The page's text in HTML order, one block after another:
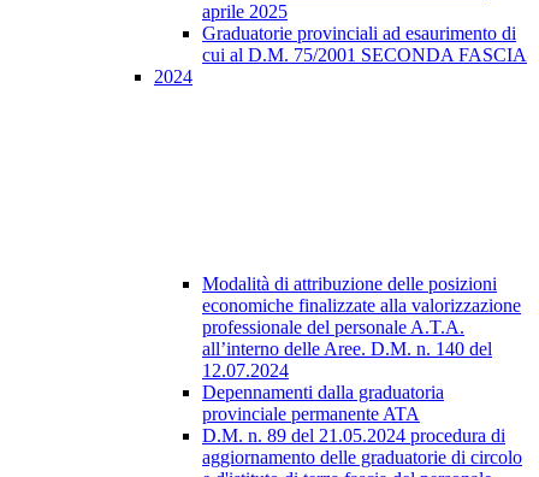
aprile 2025
Graduatorie provinciali ad esaurimento di
cui al D.M. 75/2001 SECONDA FASCIA
2024
Modalità di attribuzione delle posizioni
economiche finalizzate alla valorizzazione
professionale del personale A.T.A.
all’interno delle Aree. D.M. n. 140 del
12.07.2024
Depennamenti dalla graduatoria
provinciale permanente ATA
D.M. n. 89 del 21.05.2024 procedura di
aggiornamento delle graduatorie di circolo